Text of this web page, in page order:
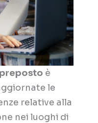
è
le
relative alla
nei luoghi di